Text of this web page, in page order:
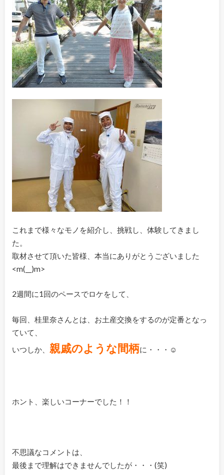
これまで様々なモノを紹介し、挑戦し、体験してきまし
た。
取材させて頂いた皆様、本当にありがとうございました
<m(__)m>
2週間に1回のペースでロケをして、
毎回、桂里奈さんとは、お土産交換をするのが定番となっ
ていて、
いつしか、 親戚のような間柄に・・・☺
ホント、楽しいコーナーでした！！
不思議なコメントは、
最後まで理解はできませんでしたが・・・(笑)